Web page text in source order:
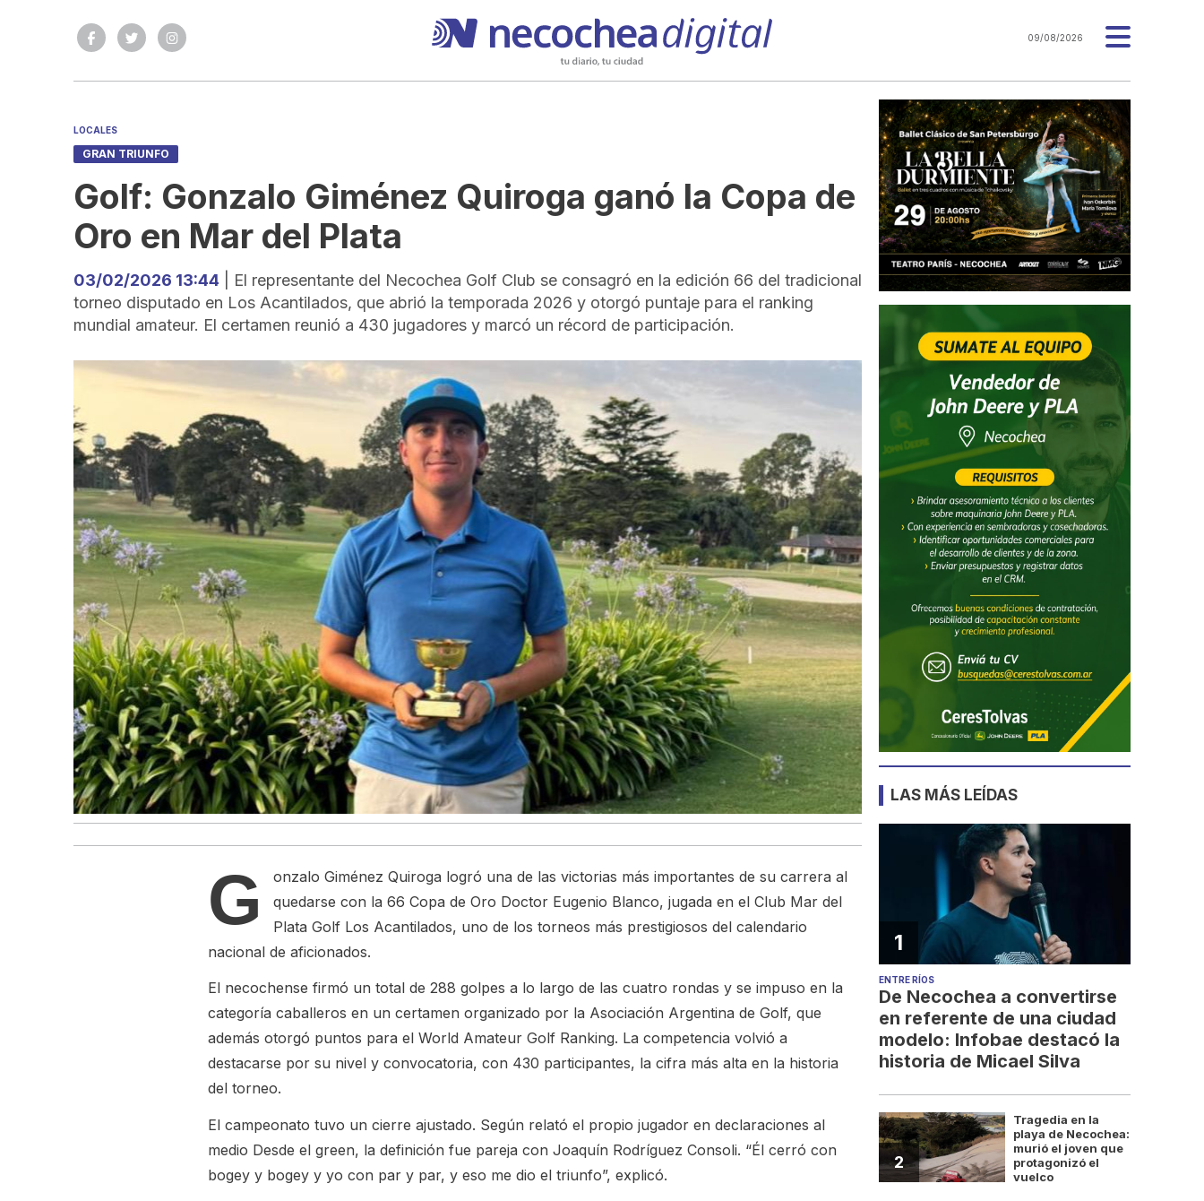
09/08/2026
LOCALES
GRAN TRIUNFO
Golf: Gonzalo Giménez Quiroga ganó la Copa de
Oro en Mar del Plata
03/02/2026 13:44 | El representante del Necochea Golf Club se consagró en la edición 66 del tradicional
torneo disputado en Los Acantilados, que abrió la temporada 2026 y otorgó puntaje para el ranking
mundial amateur. El certamen reunió a 430 jugadores y marcó un récord de participación.
G
onzalo Giménez Quiroga logró una de las victorias más importantes de su carrera al
quedarse con la 66 Copa de Oro Doctor Eugenio Blanco, jugada en el Club Mar del
Plata Golf Los Acantilados, uno de los torneos más prestigiosos del calendario
nacional de aficionados.
El necochense firmó un total de 288 golpes a lo largo de las cuatro rondas y se impuso en la
categoría caballeros en un certamen organizado por la Asociación Argentina de Golf, que
además otorgó puntos para el World Amateur Golf Ranking. La competencia volvió a
destacarse por su nivel y convocatoria, con 430 participantes, la cifra más alta en la historia
del torneo.
El campeonato tuvo un cierre ajustado. Según relató el propio jugador en declaraciones al
medio Desde el green, la definición fue pareja con Joaquín Rodríguez Consoli. “Él cerró con
bogey y bogey y yo con par y par, y eso me dio el triunfo”, explicó.
LAS MÁS LEÍDAS
1
ENTRE RÍOS
De Necochea a convertirse
en referente de una ciudad
modelo: Infobae destacó la
historia de Micael Silva
2
Tragedia en la
playa de Necochea:
murió el joven que
protagonizó el
vuelco